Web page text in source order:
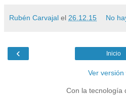
Rubén Carvajal el 26.12.15 No
‹ Inicio
Ver versión
Con la tecnología